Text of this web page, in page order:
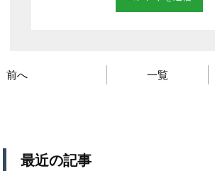
前へ 一覧
最近の記事